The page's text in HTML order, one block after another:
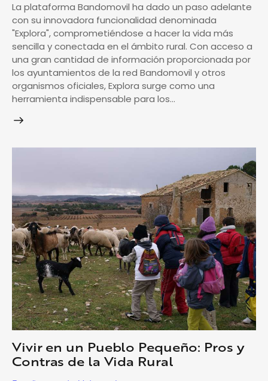
La plataforma Bandomovil ha dado un paso adelante
con su innovadora funcionalidad denominada
"Explora", comprometiéndose a hacer la vida más
sencilla y conectada en el ámbito rural. Con acceso a
una gran cantidad de información proporcionada por
los ayuntamientos de la red Bandomovil y otros
organismos oficiales, Explora surge como una
herramienta indispensable para los…
Vivir en un Pueblo Pequeño: Pros y
Contras de la Vida Rural